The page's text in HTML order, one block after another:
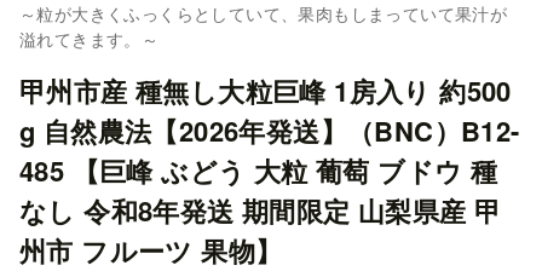
～粒が大きくふっくらとしていて、果肉もしまっていて果汁が
溢れてきます。～
甲州市産 種無し大粒巨峰 1房入り 約500
g 自然農法【2026年発送】（BNC）B12-
485 【巨峰 ぶどう 大粒 葡萄 ブドウ 種
なし 令和8年発送 期間限定 山梨県産 甲
州市 フルーツ 果物】